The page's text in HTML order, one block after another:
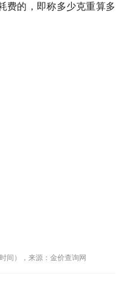
费的，即称多少克重算多
间），来源：金价查询网